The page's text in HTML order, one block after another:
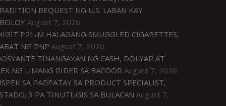
REQUEST NG U.S. LABAN KAY
August 7, 2026
P21-M HALAGANG SMUGGLED CIGARETTES,
NG PNP August 7, 2026
TINANGAYAN NG CASH, DOLYAR AT
NG LIMANG RIDER SA BACOOR August 7, 2026
SA PAGPATAY SA PRODUCT SPECIALIST,
3 PA TINUTUGIS SA BULACAN August 7,